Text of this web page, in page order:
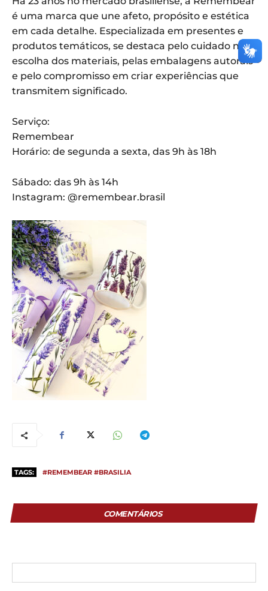
é uma marca que une afeto, propósito e estética
em cada detalhe. Especializada em presentes e
produtos temáticos, se destaca pelo cuidado na
escolha dos materiais, pelas embalagens autorais
e pelo compromisso em criar experiências que
transmitem significado.
Serviço:
Remembear
Horário: de segunda a sexta, das 9h às 18h
Sábado: das 9h às 14h
Instagram: @remembear.brasil
TAGS: #REMEMBEAR #BRASILIA
COMENTÁRIOS